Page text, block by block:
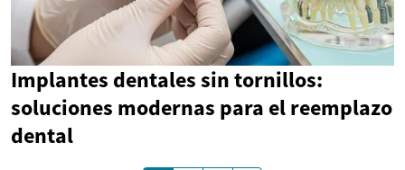
Implantes dentales sin tornillos:
soluciones modernas para el reemplazo
dental